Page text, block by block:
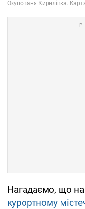
Нагадаємо, що
курортному